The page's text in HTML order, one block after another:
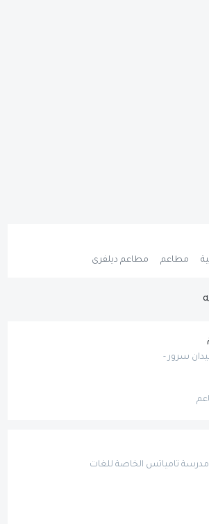
مطاعم مطاعم ديلفرى
سرور -
مدرسة تامياتس الخاصة للغات